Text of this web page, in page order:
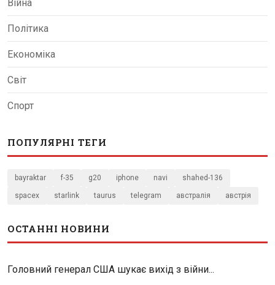
Війна
Політика
Економіка
Світ
Спорт
ПОПУЛЯРНІ ТЕГИ
bayraktar f-35 g20 iphone navi shahed-136
spacex starlink taurus telegram австралія австрія
ОСТАННІ НОВИНИ
Головний генерал США шукає вихід з війни...